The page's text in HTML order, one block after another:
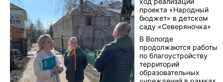
проекта «Народный
бюджет» в детском
саду «Северяночка»
В Вологде
продолжаются работы
по благоустройству
территорий
образовательных